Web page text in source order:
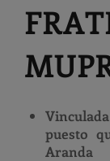
puesto
Aranda